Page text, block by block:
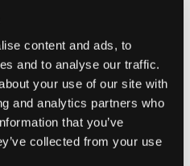
content and ads, to
and to analyse our traffic.
your use of our site with
and analytics partners who
that you’ve
collected from your use